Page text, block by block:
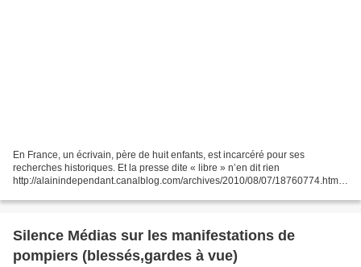
En France, un écrivain, père de huit enfants, est incarcéré pour ses
recherches historiques. Et la presse dite « libre » n’en dit rien
http://alainindependant.canalblog.com/archives/2010/08/07/18760774.html
Silence Médias sur les manifestations de
pompiers (blessés,gardes à vue)